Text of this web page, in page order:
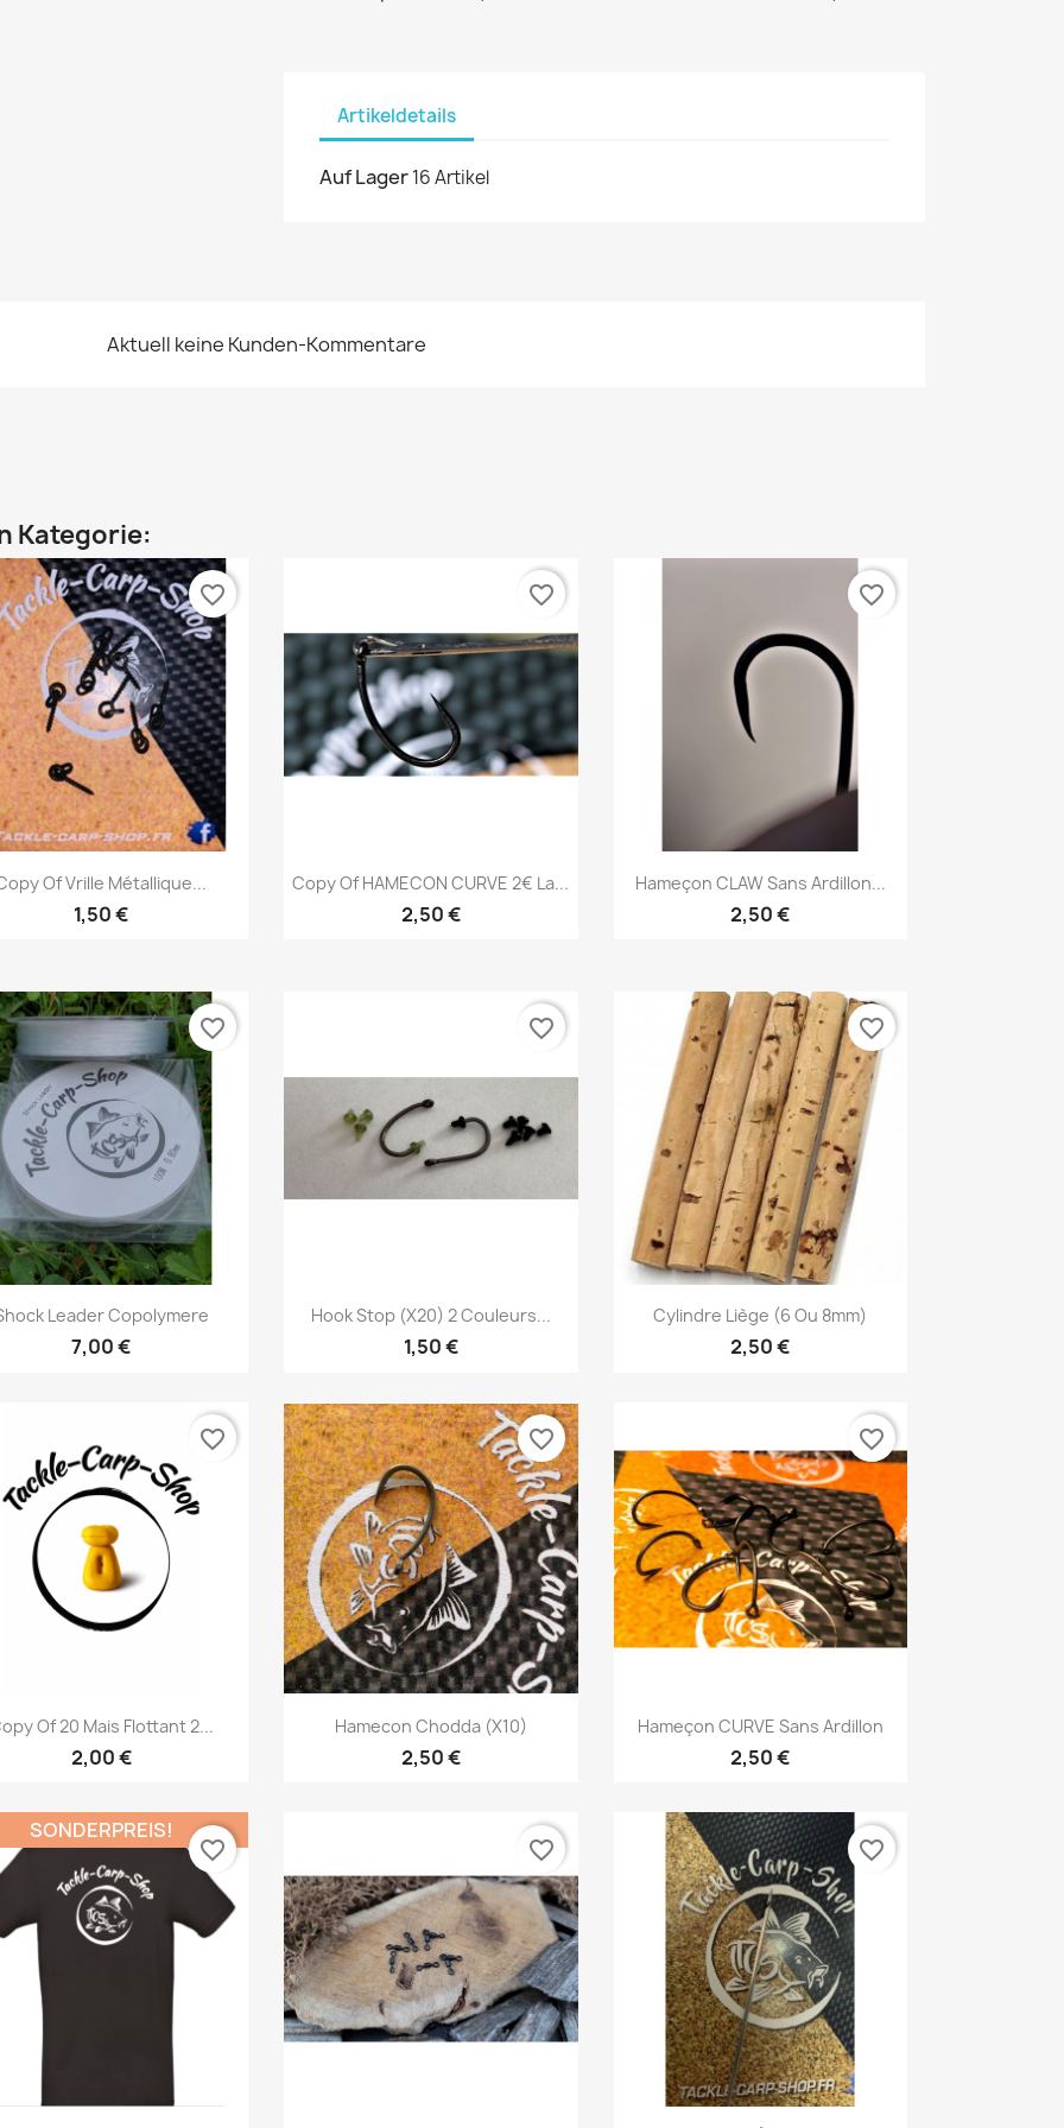
Artikeldetails
Auf Lager16 Artikel
Aktuell keine Kunden-Kommentare
Kategorie:
Vorschau
Of Vrille Métallique...
1,50 €
favorite_border
Vorschau
Copy Of HAMECON CURVE 2€ La...
2,50 €
favorite_border
Vorschau
Hameçon CLAW Sans Ardillon...
2,50 €
favorite_border
Vorschau
Leader Copolymere
7,00 €
favorite_border
 Vorschau
Hook Stop (X20) 2 Couleurs...
1,50 €
favorite_border
 Vorschau
Cylindre Liège (6 Ou 8mm)
2,50 €
favorite_border
Vorschau
Of 20 Mais Flottant 2...
2,00 €
favorite_border
Vorschau
Hamecon Chodda (X10)
2,50 €
favorite_border
Vorschau
Hameçon CURVE Sans Ardillon
2,50 €
favorite_border
SONDERPREIS!
favorite_border favorite_border favorite_border